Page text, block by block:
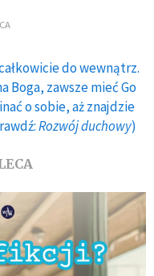
do wewnątrz.
Boga, zawsze mieć Go
o sobie, aż znajdzie
Rozwój duchowy)